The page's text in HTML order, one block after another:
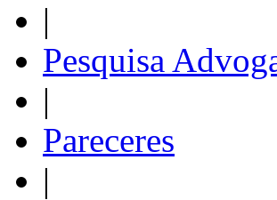
|
Pesquisa
|
Pareceres
|